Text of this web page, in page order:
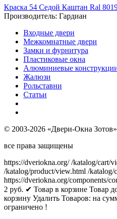
Краска 54 Седой Каштан Ral
Производитель: Гардиан
Входные двери
Межкомнатные двери
Замки и фурнитура
Пластиковые окна
Алюминиевые
Жалюзи
Рольставни
Статьи
© 2003-2026 «Двери-Окна Зотов»
все права защищены
https://dveriokna.org/ /katalog/cart/
/katalog/product/view.html /katalog/
https://dveriokna.org/components/
2 руб. ✔ Товар в корзине Товар
корзину Удалить Товаров: на
ограничено !